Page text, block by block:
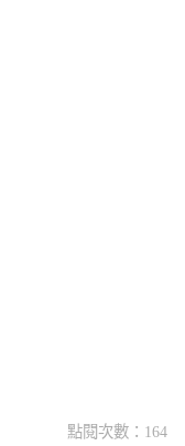
點閱次數：164